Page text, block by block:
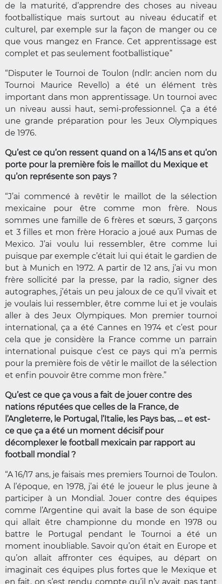
de la maturité, d’apprendre des choses au niveau
footballistique mais surtout au niveau éducatif et
culturel, par exemple sur la façon de manger ou ce
que vous mangez en France. Cet apprentissage est
complet et pas seulement footballistique”
“Disputer le Tournoi de Toulon (ndlr: ancien nom du
Tournoi Maurice Revello) a été un élément très
important dans mon apprentissage. Un tournoi avec
un niveau aussi haut, semi-professionnel. Ça a été
une grande préparation pour les Jeux Olympiques
de 1976.
Qu’est ce qu’on ressent quand on a 14/15 ans et qu’on
porte pour la première fois le maillot du Mexique et
qu’on représente son pays ?
“J’ai commencé à revêtir le maillot de la sélection
mexicaine pour être comme mon frère. Nous
sommes une famille de 6 frères et sœurs, 3 garçons
et 3 filles et mon frère Horacio a joué aux Pumas de
Mexico. J’ai voulu lui ressembler, être comme lui
puisque par exemple c’était lui qui était le gardien de
but à Munich en 1972. A partir de 12 ans, j’ai vu mon
frère sollicité par la presse, par la radio, signer des
autographes, j’étais un peu jaloux de ce qu’il vivait et
je voulais lui ressembler, être comme lui et je voulais
aller à des Jeux Olympiques. Mon premier tournoi
international, ça a été Cannes en 1974 et c’est pour
cela que je considère la France comme un parrain
international puisque c’est ce pays qui m’a permis
pour la première fois de vêtir le maillot de la sélection
et enfin pouvoir être comme mon frère.”
Qu’est ce que ça vous a fait de jouer contre des
nations réputées que celles de la France, de
l’Angleterre, le Portugal, l’Italie, les Pays bas, … et est-
ce que ça a été un moment décisif pour
décomplexer le football mexicain par rapport au
football mondial ?
“A 16/17 ans, je faisais mes premiers Tournoi de Toulon.
A l’époque, en 1978, j’ai été le joueur le plus jeune à
participer à un Mondial. Jouer contre des équipes
comme l’Argentine qui avait la base de son équipe
qui allait être championne du monde en 1978 ou
battre le Portugal pendant le Tournoi a été un
moment inoubliable. Savoir qu’on était en Europe et
qu’on allait affronter ces équipes, au départ on
imaginait ces équipes plus fortes que le Mexique et
en fait, on s’est rendu compte qu’il n’y avait pas tant